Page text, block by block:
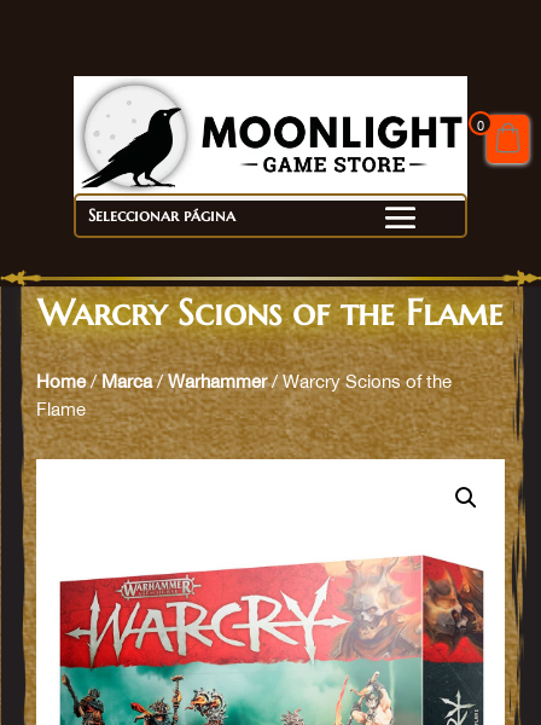
Seleccionar página
Warcry Scions of the Flame
Home/Marca/Warhammer/ Warcry Scions of the
Flame
0